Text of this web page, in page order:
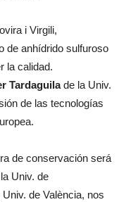
i Virgili,
de anhídrido sulfuroso
la calidad.
Tardaguilade la Univ.
de las tecnologías
de conservación será
Univ. de
Univ. de València, nos